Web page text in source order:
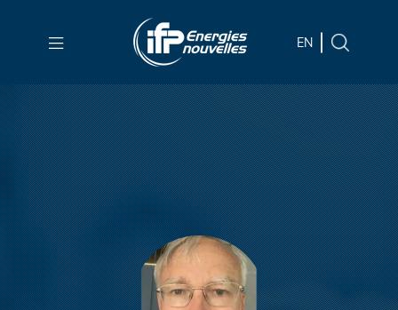
contenu
Skip
to
main
menu
Skip
to
search
EN